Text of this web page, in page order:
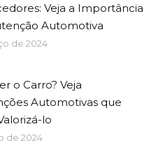
Veja a Importância
Automotiva
de 2024
o Carro? Veja
Automotivas que
lo
de 2024